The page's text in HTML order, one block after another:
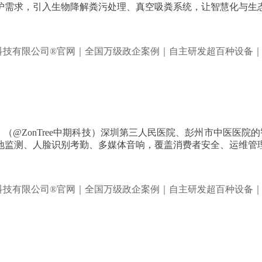
求，引入生物降解粪污处理、真空吸粪系统，让智慧化与
@ZonTree中期科技）深圳第三人民医院、彭州市中医医院
测、人脸识别考勤、多媒体音响，覆盖消费者安全、运维